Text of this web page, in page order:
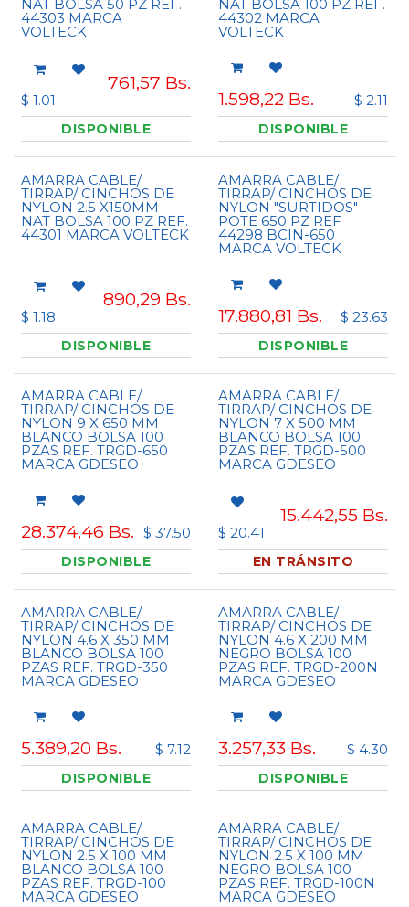
NAT BOLSA 50 PZ REF.
44303 MARCA
VOLTECK
761,57 Bs.
$ 1.01
DISPONIBLE
NAT BOLSA 100 PZ REF.
44302 MARCA
VOLTECK
1.598,22 Bs. $ 2.11
DISPONIBLE
AMARRA CABLE/
TIRRAP/ CINCHOS DE
NYLON 2.5 X150MM
NAT BOLSA 100 PZ REF.
44301 MARCA VOLTECK
890,29 Bs.
$ 1.18
DISPONIBLE
AMARRA CABLE/
TIRRAP/ CINCHOS DE
NYLON "SURTIDOS"
POTE 650 PZ REF
44298 BCIN-650
MARCA VOLTECK
17.880,81 Bs. $ 23.63
DISPONIBLE
AMARRA CABLE/
TIRRAP/ CINCHOS DE
NYLON 9 X 650 MM
BLANCO BOLSA 100
PZAS REF. TRGD-650
MARCA GDESEO
28.374,46 Bs. $ 37.50
DISPONIBLE
AMARRA CABLE/
TIRRAP/ CINCHOS DE
NYLON 7 X 500 MM
BLANCO BOLSA 100
PZAS REF. TRGD-500
MARCA GDESEO
15.442,55 Bs.
$ 20.41
EN TRÁNSITO
AMARRA CABLE/
TIRRAP/ CINCHOS DE
NYLON 4.6 X 350 MM
BLANCO BOLSA 100
PZAS REF. TRGD-350
MARCA GDESEO
5.389,20 Bs. $ 7.12
DISPONIBLE
AMARRA CABLE/
TIRRAP/ CINCHOS DE
NYLON 4.6 X 200 MM
NEGRO BOLSA 100
PZAS REF. TRGD-200N
MARCA GDESEO
3.257,33 Bs. $ 4.30
DISPONIBLE
AMARRA CABLE/
TIRRAP/ CINCHOS DE
NYLON 2.5 X 100 MM
BLANCO BOLSA 100
PZAS REF. TRGD-100
MARCA GDESEO
AMARRA CABLE/
TIRRAP/ CINCHOS DE
NYLON 2.5 X 100 MM
NEGRO BOLSA 100
PZAS REF. TRGD-100N
MARCA GDESEO